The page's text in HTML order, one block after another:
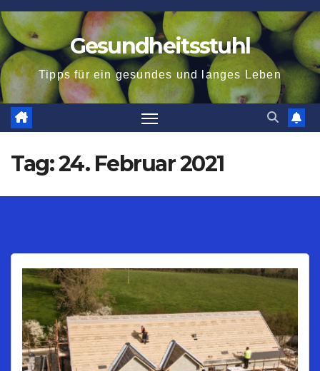
Zum
Inhalt
springen
Gesundheitsstuhl
Tipps für ein gesundes und langes Leben
Tag:24. Februar 2021